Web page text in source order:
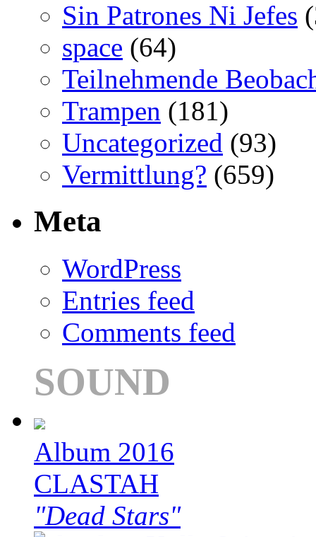
Sin Patrones Ni Jefes
space (64)
Teilnehmende
Trampen (181)
Uncategorized (93)
Vermittlung? (659)
Meta
WordPress
Entries feed
Comments feed
SOUND
Album 2016
CLASTAH
"Dead Stars"